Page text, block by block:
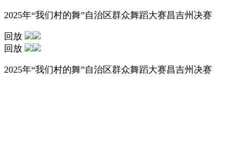
2025年“我们村的舞”自治区群众舞蹈大赛昌吉州决赛
回放
回放
2025年“我们村的舞”自治区群众舞蹈大赛昌吉州决赛